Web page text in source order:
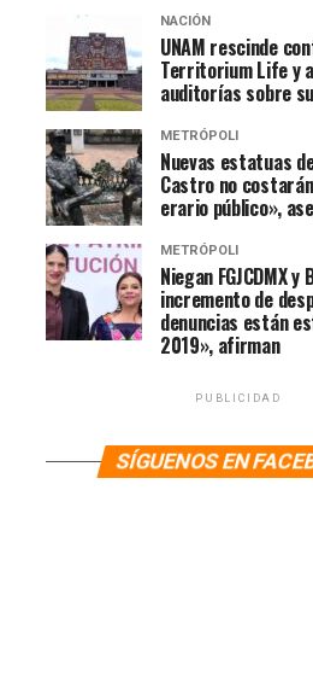
NACIÓN
UNAM rescinde
Territorium Life y
auditorías sobre
METRÓPOLI
Nuevas estatuas
Castro no
erario público»,
METRÓPOLI
Niegan FGJCDMX y
incremento de
denuncias están
2019», afirman
PUBLICIDAD
SÍGUENOS EN